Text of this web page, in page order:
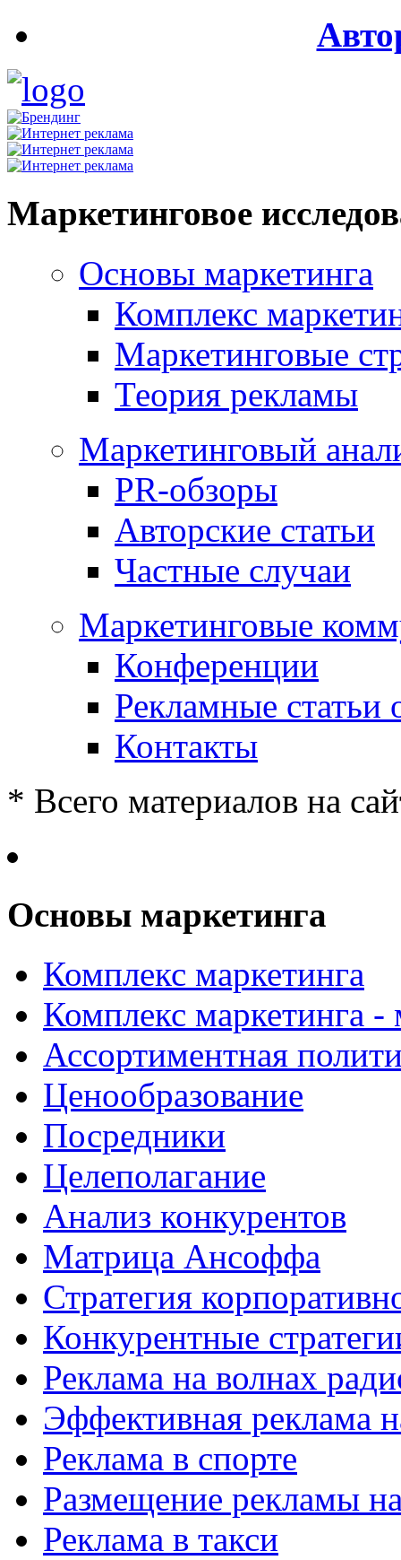
Маркетинговое
Основы маркетинга
Комплекс
Маркетинговые
Теория рекламы
Маркетинговый
PR-обзоры
Авторские статьи
Частные случаи
Маркетинговые
Конференции
Рекламные статьи
Контакты
* Всего материалов на
Основы маркетинга
Комплекс маркетинга
Комплекс маркетинга
Ассортиментная
Ценообразование
Посредники
Целеполагание
Анализ конкурентов
Матрица Ансоффа
Стратегия
Конкурентные
Реклама на волнах
Эффективная реклама
Реклама в спорте
Размещение рекламы
Реклама в такси